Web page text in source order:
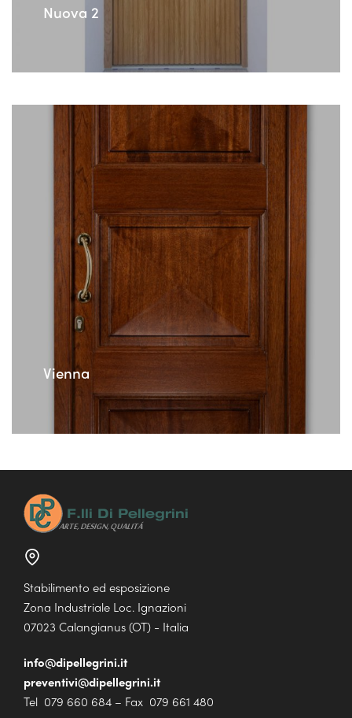
Nuova 2
Vienna
Stabilimento ed esposizione
Zona Industriale Loc. Ignazioni
07023 Calangianus (OT) - Italia
info@dipellegrini.it
preventivi@dipellegrini.it
Tel 079 660 684 – Fax 079 661 480